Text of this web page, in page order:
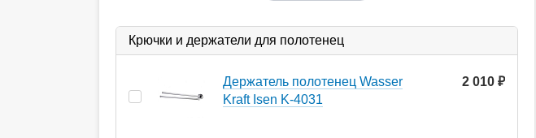
Крючки и держатели для полотенец
Держатель полотенец Wasser
Kraft Isen K-4031
2 010